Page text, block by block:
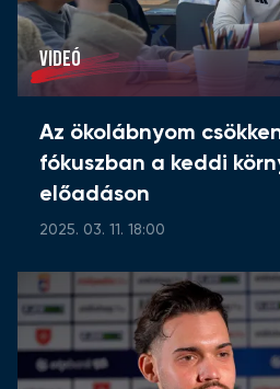
VIDEÓ
Az ökolábnyom
fókuszban a keddi
előadáson
2025. 03. 11. 18:00